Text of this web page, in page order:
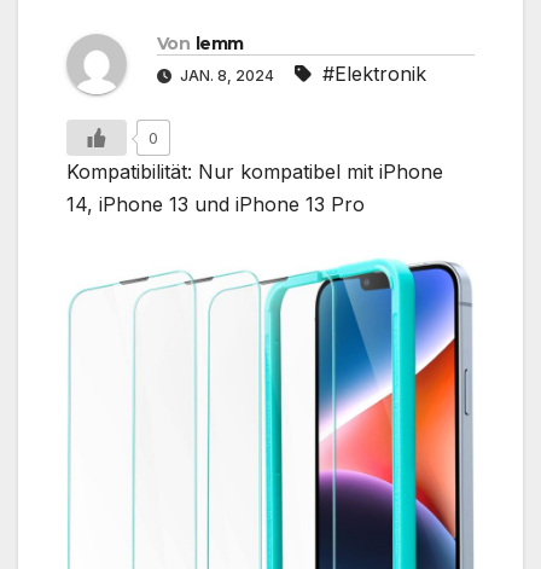
Von lemm
JAN. 8, 2024 #Elektronik
0
Kompatibilität: Nur kompatibel mit iPhone
14, iPhone 13 und iPhone 13 Pro